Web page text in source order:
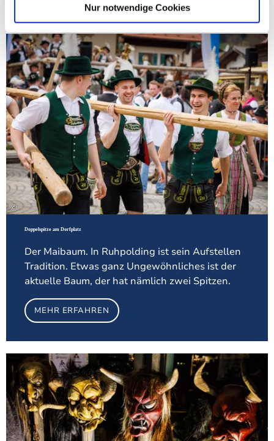
Nur notwendige Cookies
©
Doppelspitze am Dorfplatz
Der Maibaum. In Ruhpolding ist sein Aufstellen
Tradition. Etwas ganz Ungewöhnliches ist der
aktuelle Baum, der hat nämlich zwei Spitzen.
MEHR ERFAHREN